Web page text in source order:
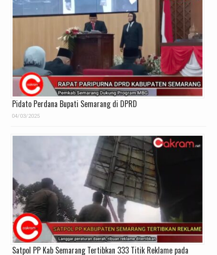
Pidato Perdana Bupati Semarang di DPRD
04/03/2025
Satpol PP Kab Semarang Tertibkan 333 Titik Reklame pada